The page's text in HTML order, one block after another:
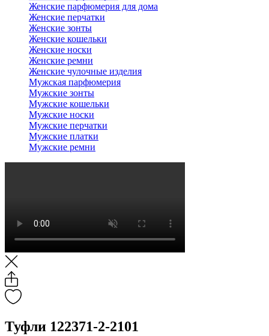
Женские парфюмерия для дома
Женские перчатки
Женские зонты
Женские кошельки
Женские носки
Женские ремни
Женские чулочные изделия
Мужская парфюмерия
Мужские зонты
Мужские кошельки
Мужские носки
Мужские перчатки
Мужские платки
Мужские ремни
Туфли 122371-2-2101